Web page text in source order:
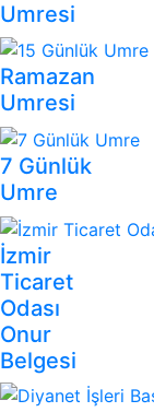
Umresi
Ramazan
Umresi
7 Günlük
Umre
İzmir
Ticaret
Odası
Onur
Belgesi